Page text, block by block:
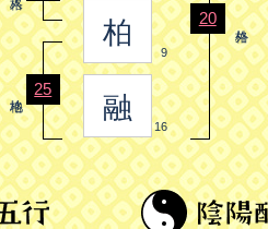
柏
9
融
16
25
20